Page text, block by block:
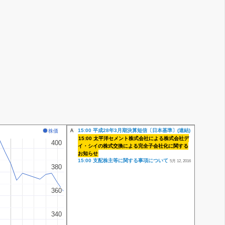
株価
340
340
360
360
380
380
400
400
A
15:00 平成28年3月期決算短信〔日本基準〕(連結)
15:00 太平洋セメント株式会社による株式会社デ
イ・シイの株式交換による完全子会社化に関する
お知らせ
15:00 支配株主等に関する事項について 5月 12, 2016